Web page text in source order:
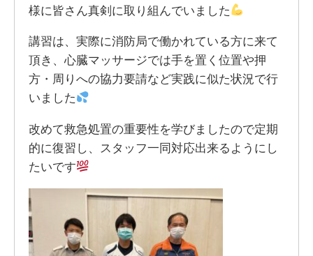
様に皆さん真剣に取り組んでいました
講習は、実際に消防局で働かれている方に来て
頂き、心臓マッサージでは手を置く位置や押
方・周りへの協力要請など実践に似た状況で行
いました
改めて救急処置の重要性を学びましたので定期
的に復習し、スタッフ一同対応出来るようにし
たいです